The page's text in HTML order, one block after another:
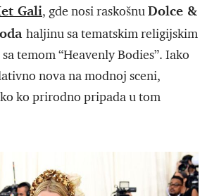
Gali, gde nosi raskošnuDolce &
haljinu sa tematskim religijskim
temom “Heavenly Bodies”. Iako
nova na modnoj sceni,
ko prirodno pripada u tom